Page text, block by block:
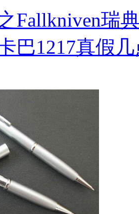
Fallkniven瑞
巴1217真假